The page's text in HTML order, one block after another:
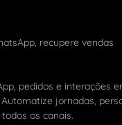
recupere vendas
pedidos e interações
jornadas,
os canais.